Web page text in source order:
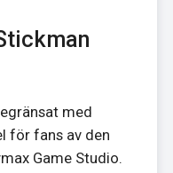
med
för fans av den
Game Studio.